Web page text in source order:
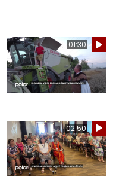
01:30
02:50